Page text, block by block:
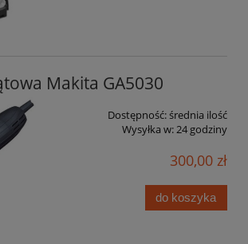
Makita GA5030
Dostępność:średnia ilość
Wysyłka w: 24 godziny
300,00 zł
do koszyka